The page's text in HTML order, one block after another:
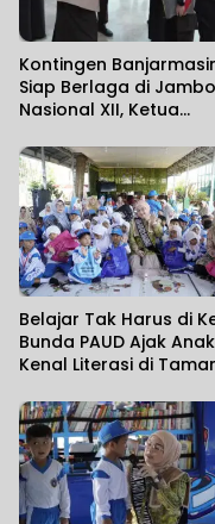
Kontingen
Siap Berlaga di
Nasional XII, Ketua
Sportivitas dan
Banjar
Belajar Tak Harus di
Bunda PAUD Ajak Anak
Kenal Literasi di